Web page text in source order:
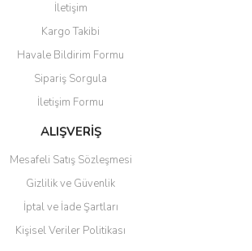
İletişim
Kargo Takibi
Havale Bildirim Formu
Sipariş Sorgula
İletişim Formu
ALIŞVERİŞ
Mesafeli Satış Sözleşmesi
Gizlilik ve Güvenlik
İptal ve İade Şartları
Kişisel Veriler Politikası